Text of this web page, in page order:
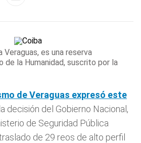
es una reserva
de la Humanidad, suscrito por la
deVeraguas expresó este
decisión del Gobierno Nacional,
de Seguridad Pública
de 29 reos de alto perfil